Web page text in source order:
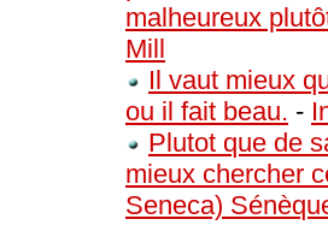
malheureux
Mill
Il vaut mieux
ou il fait beau. -
Plutot que de
mieux chercher
Seneca)